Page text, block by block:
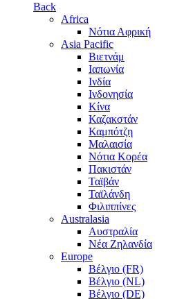
Back
Africa
Νότια Αφρική
Asia Pacific
Βιετνάμ
Ιαπωνία
Ινδία
Ινδονησία
Κίνα
Καζακστάν
Καμπότζη
Μαλαισία
Νότια Κορέα
Πακιστάν
Ταϊβάν
Ταϊλάνδη
Φιλιππίνες
Australasia
Αυστραλία
Νέα Ζηλανδία
Europe
Βέλγιο (FR)
Βέλγιο (NL)
Βέλγιο (DE)